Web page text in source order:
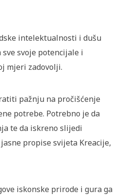
intelektualnosti i dušu
svoje potencijale i
mjeri zadovolji.
pažnju na pročišćenje
potrebe. Potrebno je da
te da iskreno slijedi
propise svijeta Kreacije,
iskonske prirode i gura ga